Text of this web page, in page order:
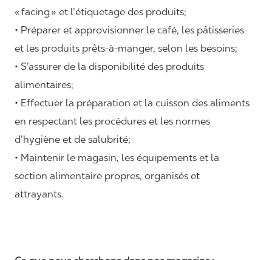
«facing» et l’étiquetage des produits;
• Préparer et approvisionner le café, les pâtisseries
et les produits prêts-à-manger, selon les besoins;
• S’assurer de la disponibilité des produits
alimentaires;
• Effectuer la préparation et la cuisson des aliments
en respectant les procédures et les normes
d’hygiène et de salubrité;
• Maintenir le magasin, les équipements et la
section alimentaire propres, organisés et
attrayants.